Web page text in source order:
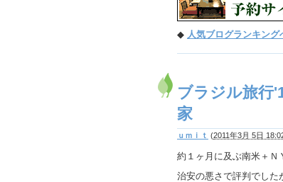
◆ 人気ブログランキング
ブラジル旅
家
ｕｍｉｔ (2011年3月 5日
約１ヶ月に及ぶ南米＋Ｎ
治安の悪さで評判でした